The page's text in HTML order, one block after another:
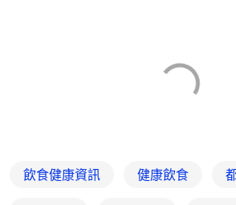
飲食健康資訊 健康飲食